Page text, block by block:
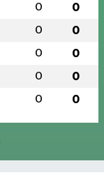
0 0
0 0
0 0
0 0
0 0